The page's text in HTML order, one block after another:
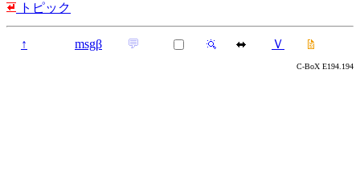
トピック
↑ msgβ 💬 Ｖ
C-BoX E194.194